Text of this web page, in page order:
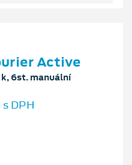
Active
6st. manuální
DPH